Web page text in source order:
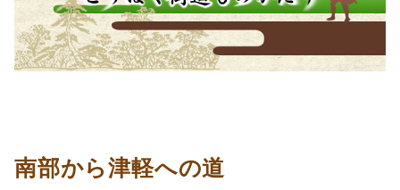
南部から津軽への道